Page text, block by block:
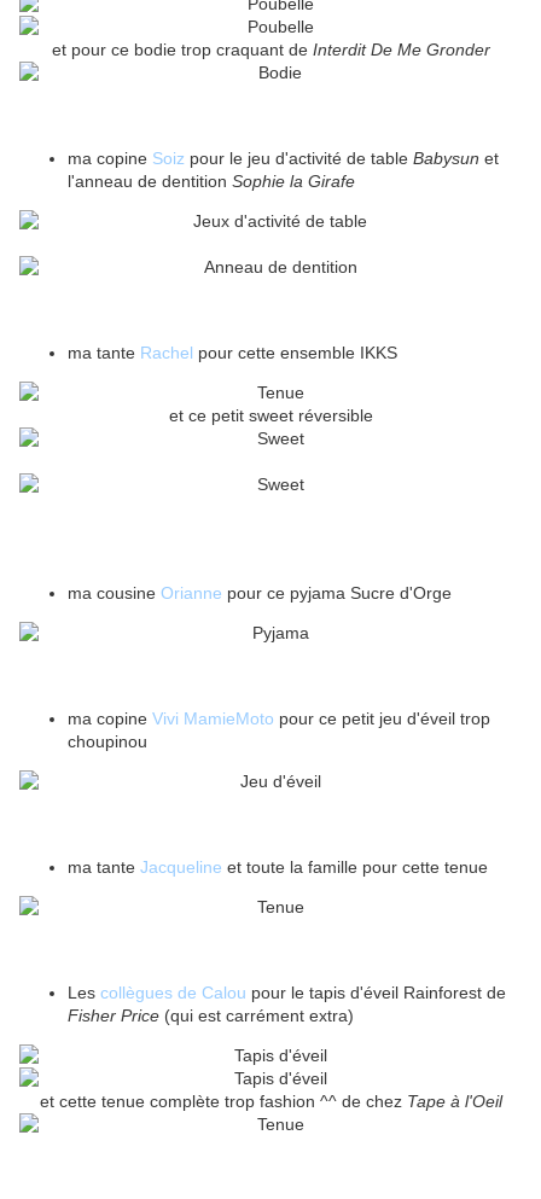
et pour ce bodie trop craquant de Interdit De Me Gronder
ma copine Soiz pour le jeu d'activité de table Babysun et
l'anneau de dentition Sophie la Girafe
ma tante Rachel pour cette ensemble IKKS
et ce petit sweet réversible
ma cousine Orianne pour ce pyjama Sucre d'Orge
ma copine Vivi MamieMoto pour ce petit jeu d'éveil trop
choupinou
ma tante Jacqueline et toute la famille pour cette tenue
Les collègues de Calou pour le tapis d'éveil Rainforest de
Fisher Price (qui est carrément extra)
et cette tenue complète trop fashion ^^ de chez Tape à l'Oeil